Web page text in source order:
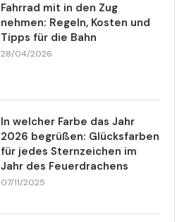
Fahrrad mit in den Zug
nehmen: Regeln, Kosten und
Tipps für die Bahn
28/04/2026
In welcher Farbe das Jahr
2026 begrüßen: Glücksfarben
für jedes Sternzeichen im
Jahr des Feuerdrachens
07/11/2025